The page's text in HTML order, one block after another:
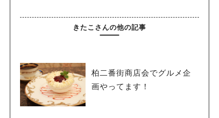
きたこさんの他の記事
柏二番街商店会でグルメ企
画やってます！